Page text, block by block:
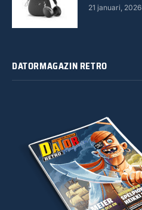
21 januari, 2026
DATORMAGAZIN RETRO